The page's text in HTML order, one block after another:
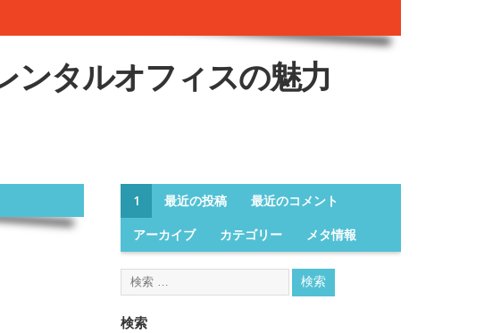
ンタルオフィスの魅力
1 最近の投稿 最近のコメント
アーカイブ カテゴリー メタ情報
検索